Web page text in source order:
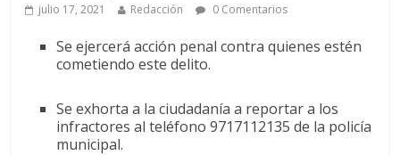
julio 17, 2021 Redacción 0 Comentarios
Se ejercerá acción penal contra quienes estén
cometiendo este delito.
Se exhorta a la ciudadanía a reportar a los
infractores al teléfono 9717112135 de la policía
municipal.